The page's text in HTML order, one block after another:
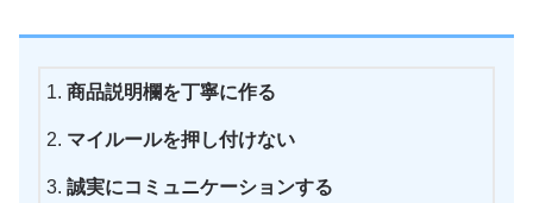
商品説明欄を丁寧に作る
マイルールを押し付けない
誠実にコミュニケーションする